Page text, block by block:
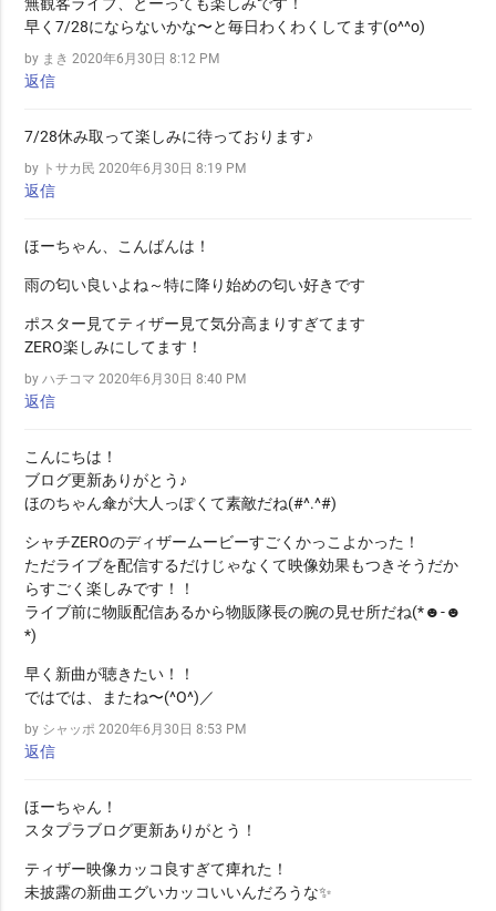
早く7/28にならないかな〜と毎日わくわくしてます(o^^o)
by まき 2020年6月30日 8:12 PM
返信
7/28休み取って楽しみに待っております♪
by トサカ民 2020年6月30日 8:19 PM
返信
ほーちゃん、こんばんは！
雨の匂い良いよね～特に降り始めの匂い好きです
ポスター見てティザー見て気分高まりすぎてます
ZERO楽しみにしてます！
by ハチコマ 2020年6月30日 8:40 PM
返信
こんにちは！
ブログ更新ありがとう♪
ほのちゃん傘が大人っぽくて素敵だね(#^.^#)
シャチZEROのディザームービーすごくかっこよかった！
ただライブを配信するだけじゃなくて映像効果もつきそうだか
らすごく楽しみです！！
ライブ前に物販配信あるから物販隊長の腕の見せ所だね(*☻-☻
*)
早く新曲が聴きたい！！
ではでは、またね〜(^O^)／
by シャッポ 2020年6月30日 8:53 PM
返信
ほーちゃん！
スタプラブログ更新ありがとう！
ティザー映像カッコ良すぎて痺れた！
未披露の新曲エグいカッコいいんだろうな✨